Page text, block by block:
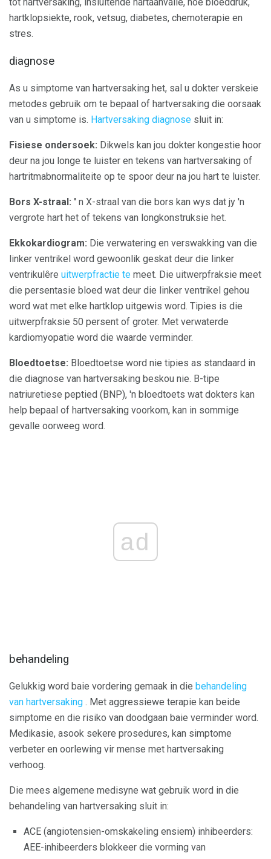
hartklopsiekte, rook, vetsug, diabetes, chemoterapie en
stres.
diagnose
As u simptome van hartversaking het, sal u dokter verskeie
metodes gebruik om te bepaal of hartversaking die oorsaak
van u simptome is. Hartversaking diagnose sluit in:
Fisiese ondersoek: Dikwels kan jou dokter kongestie hoor
deur na jou longe te luister en tekens van hartversaking of
hartritmabnormaliteite op te spoor deur na jou hart te luister.
Bors X-straal: ' n X-straal van die bors kan wys dat jy 'n
vergrote hart het of tekens van longkonstruksie het.
Ekkokardiogram: Die verwatering en verswakking van die
linker ventrikel word gewoonlik geskat deur die linker
ventrikulêre uitwerpfractie te meet. Die uitwerpfraksie meet
die persentasie bloed wat deur die linker ventrikel gehou
word wat met elke hartklop uitgewis word. Tipies is die
uitwerpfraksie 50 persent of groter. Met verwaterde
kardiomyopatie word die waarde verminder.
Bloedtoetse: Bloedtoetse word nie tipies as standaard in
die diagnose van hartversaking beskou nie. B-tipe
natriuretiese peptied (BNP), 'n bloedtoets wat dokters kan
help bepaal of hartversaking voorkom, kan in sommige
gevalle oorweeg word.
ad
behandeling
Gelukkig word baie vordering gemaak in die behandeling
van hartversaking . Met aggressiewe terapie kan beide
simptome en die risiko van doodgaan baie verminder word.
Medikasie, asook sekere prosedures, kan simptome
verbeter en oorlewing vir mense met hartversaking
verhoog.
Die mees algemene medisyne wat gebruik word in die
behandeling van hartversaking sluit in:
ACE (angiotensien-omskakeling ensiem) inhibeerders:
AEE-inhibeerders blokkeer die vorming van